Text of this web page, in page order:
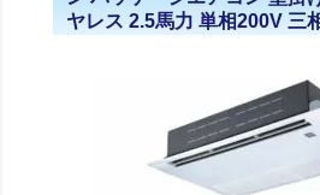
ヤレス 2.5馬力 単相200V 三